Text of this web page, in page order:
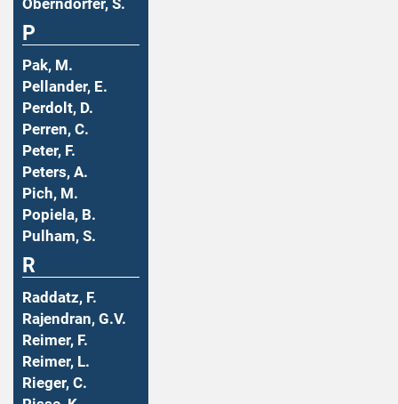
Oberndorfer, S.
P
Pak, M.
Pellander, E.
Perdolt, D.
Perren, C.
Peter, F.
Peters, A.
Pich, M.
Popiela, B.
Pulham, S.
R
Raddatz, F.
Rajendran, G.V.
Reimer, F.
Reimer, L.
Rieger, C.